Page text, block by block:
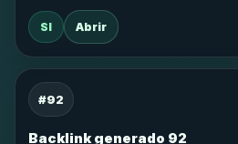
SI Abrir
#92
Backlink generado 92